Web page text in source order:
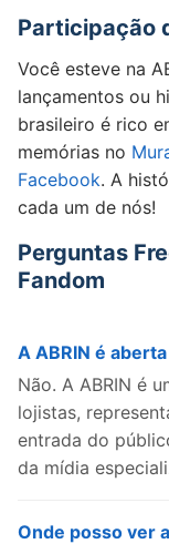
Participação
Você esteve na
lançamentos ou
brasileiro é rico
memórias no
Facebook. A
cada um de nós!
Perguntas
Fandom
A ABRIN é
Não. A ABRIN é
lojistas,
entrada do
da mídia
Onde posso ver